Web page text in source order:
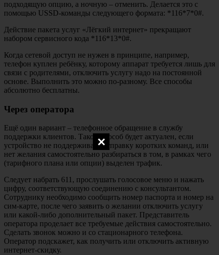
подходящую опцию, а ночную – отменить. Делается это с
помощью USSD-команды следующего формата: *116*7*0#.
Действие пакета услуг «Лёгкий интернет» прекращают
набором сервисного кода *116*13*0#.
Когда сетевой доступ не нужен в принципе, например,
телефон куплен ребёнку, которому аппарат требуется лишь для
связи с родителями, отключить услугу надо на постоянной
основе. Выполнить это можно по-разному. Все способы
абсолютно бесплатны.
Через оператора
Ещё один вариант – телефонное обращение в службу
поддержки клиентов. Такой способ будет актуален, если
устройство не поддерживает отправку коротких команд, или
нет желания самостоятельно разбираться в том, в рамках чего
(тарифного плана или опции) выделен трафик.
Следует набрать 611, прослушать голосовое меню и нажать
цифру, соответствующую соединению с консультантом.
Сотруднику необходимо сообщить номер паспорта и номер на
сим-карте, после чего заявить о желании отключить услугу
или какой-либо дополнительный пакет. Представитель
оператора проделает все требуемые действия самостоятельно.
Сделать звонок можно и со стационарного телефона.
Оператор подскажет, как получить или отключить активную
интернет-скидку.